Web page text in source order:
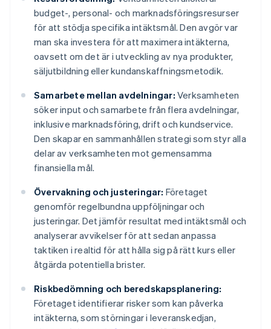
budget-, personal- och marknadsföringsresurser
för att stödja specifika intäktsmål. Den avgör var
man ska investera för att maximera intäkterna,
oavsett om det är i utveckling av nya produkter,
säljutbildning eller kundanskaffningsmetodik.
Samarbete mellan avdelningar: Verksamheten
söker input och samarbete från flera avdelningar,
inklusive marknadsföring, drift och kundservice.
Den skapar en sammanhållen strategi som styr alla
delar av verksamheten mot gemensamma
finansiella mål.
Övervakning och justeringar: Företaget
genomför regelbundna uppföljningar och
justeringar. Det jämför resultat med intäktsmål och
analyserar avvikelser för att sedan anpassa
taktiken i realtid för att hålla sig på rätt kurs eller
åtgärda potentiella brister.
Riskbedömning och beredskapsplanering:
Företaget identifierar risker som kan påverka
intäkterna, som störningar i leveranskedjan,